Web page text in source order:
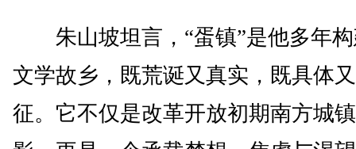
朱山坡坦言，“蛋镇”是他多年构
文学故乡，既荒诞又真实，既具体
征。它不仅是改革开放初期南方城